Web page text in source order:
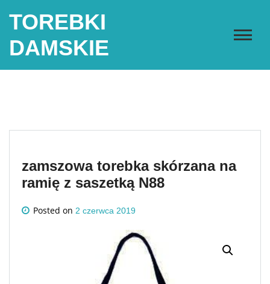
TOREBKI
DAMSKIE
zamszowa torebka skórzana na
ramię z saszetką N88
Posted on 2 czerwca 2019